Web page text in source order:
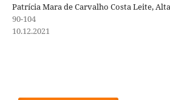
Patrícia Mara de Carvalho Costa Leite,
90-104
10.12.2021